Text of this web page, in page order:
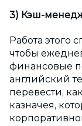
3) Кэш-
Работа этого
чтобы
финансовые
английский
перевести,
казначея,